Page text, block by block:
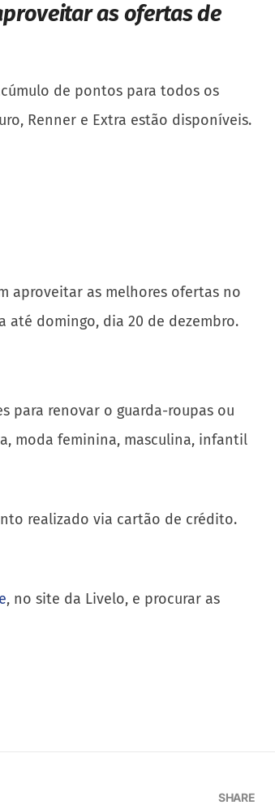
as ofertas de
de pontos para todos os
Renner e Extra estão disponíveis.
aproveitar as melhores ofertas no
até domingo, dia 20 de dezembro.
para renovar o guarda-roupas ou
moda feminina, masculina, infantil
realizado via cartão de crédito.
, no site da Livelo, e procurar as
SHARE